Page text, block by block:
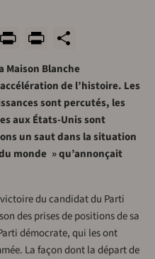
WhatsApp
Print
Maison Blanche
de l’histoire. Les
sont percutés, les
aux États-Unis sont
un saut dans la situation
monde » qu’annonçait
du candidat du Parti
des prises de positions de sa
démocrate, qui les ont
La façon dont la départ de